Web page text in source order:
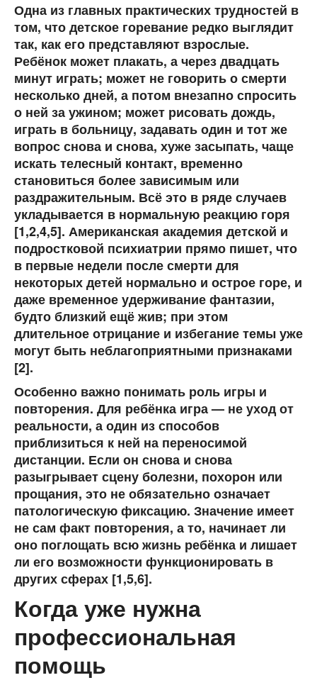
Одна из главных практических трудностей в
том, что детское горевание редко выглядит
так, как его представляют взрослые.
Ребёнок может плакать, а через двадцать
минут играть; может не говорить о смерти
несколько дней, а потом внезапно спросить
о ней за ужином; может рисовать дождь,
играть в больницу, задавать один и тот же
вопрос снова и снова, хуже засыпать, чаще
искать телесный контакт, временно
становиться более зависимым или
раздражительным. Всё это в ряде случаев
укладывается в нормальную реакцию горя
[1,2,4,5]. Американская академия детской и
подростковой психиатрии прямо пишет, что
в первые недели после смерти для
некоторых детей нормально и острое горе, и
даже временное удерживание фантазии,
будто близкий ещё жив; при этом
длительное отрицание и избегание темы уже
могут быть неблагоприятными признаками
[2].
Особенно важно понимать роль игры и
повторения. Для ребёнка игра — не уход от
реальности, а один из способов
приблизиться к ней на переносимой
дистанции. Если он снова и снова
разыгрывает сцену болезни, похорон или
прощания, это не обязательно означает
патологическую фиксацию. Значение имеет
не сам факт повторения, а то, начинает ли
оно поглощать всю жизнь ребёнка и лишает
ли его возможности функционировать в
других сферах [1,5,6].
Когда уже нужна
профессиональная
помощь